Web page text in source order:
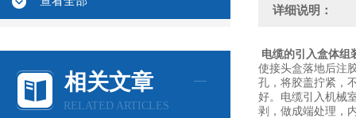
相关文章
RELATED ARTICLES
详细说明：
电缆的引入盒体组
使接头盒落地后注
孔，将胶盖拧紧，
好。电缆引入机械
剥，做成端处理，